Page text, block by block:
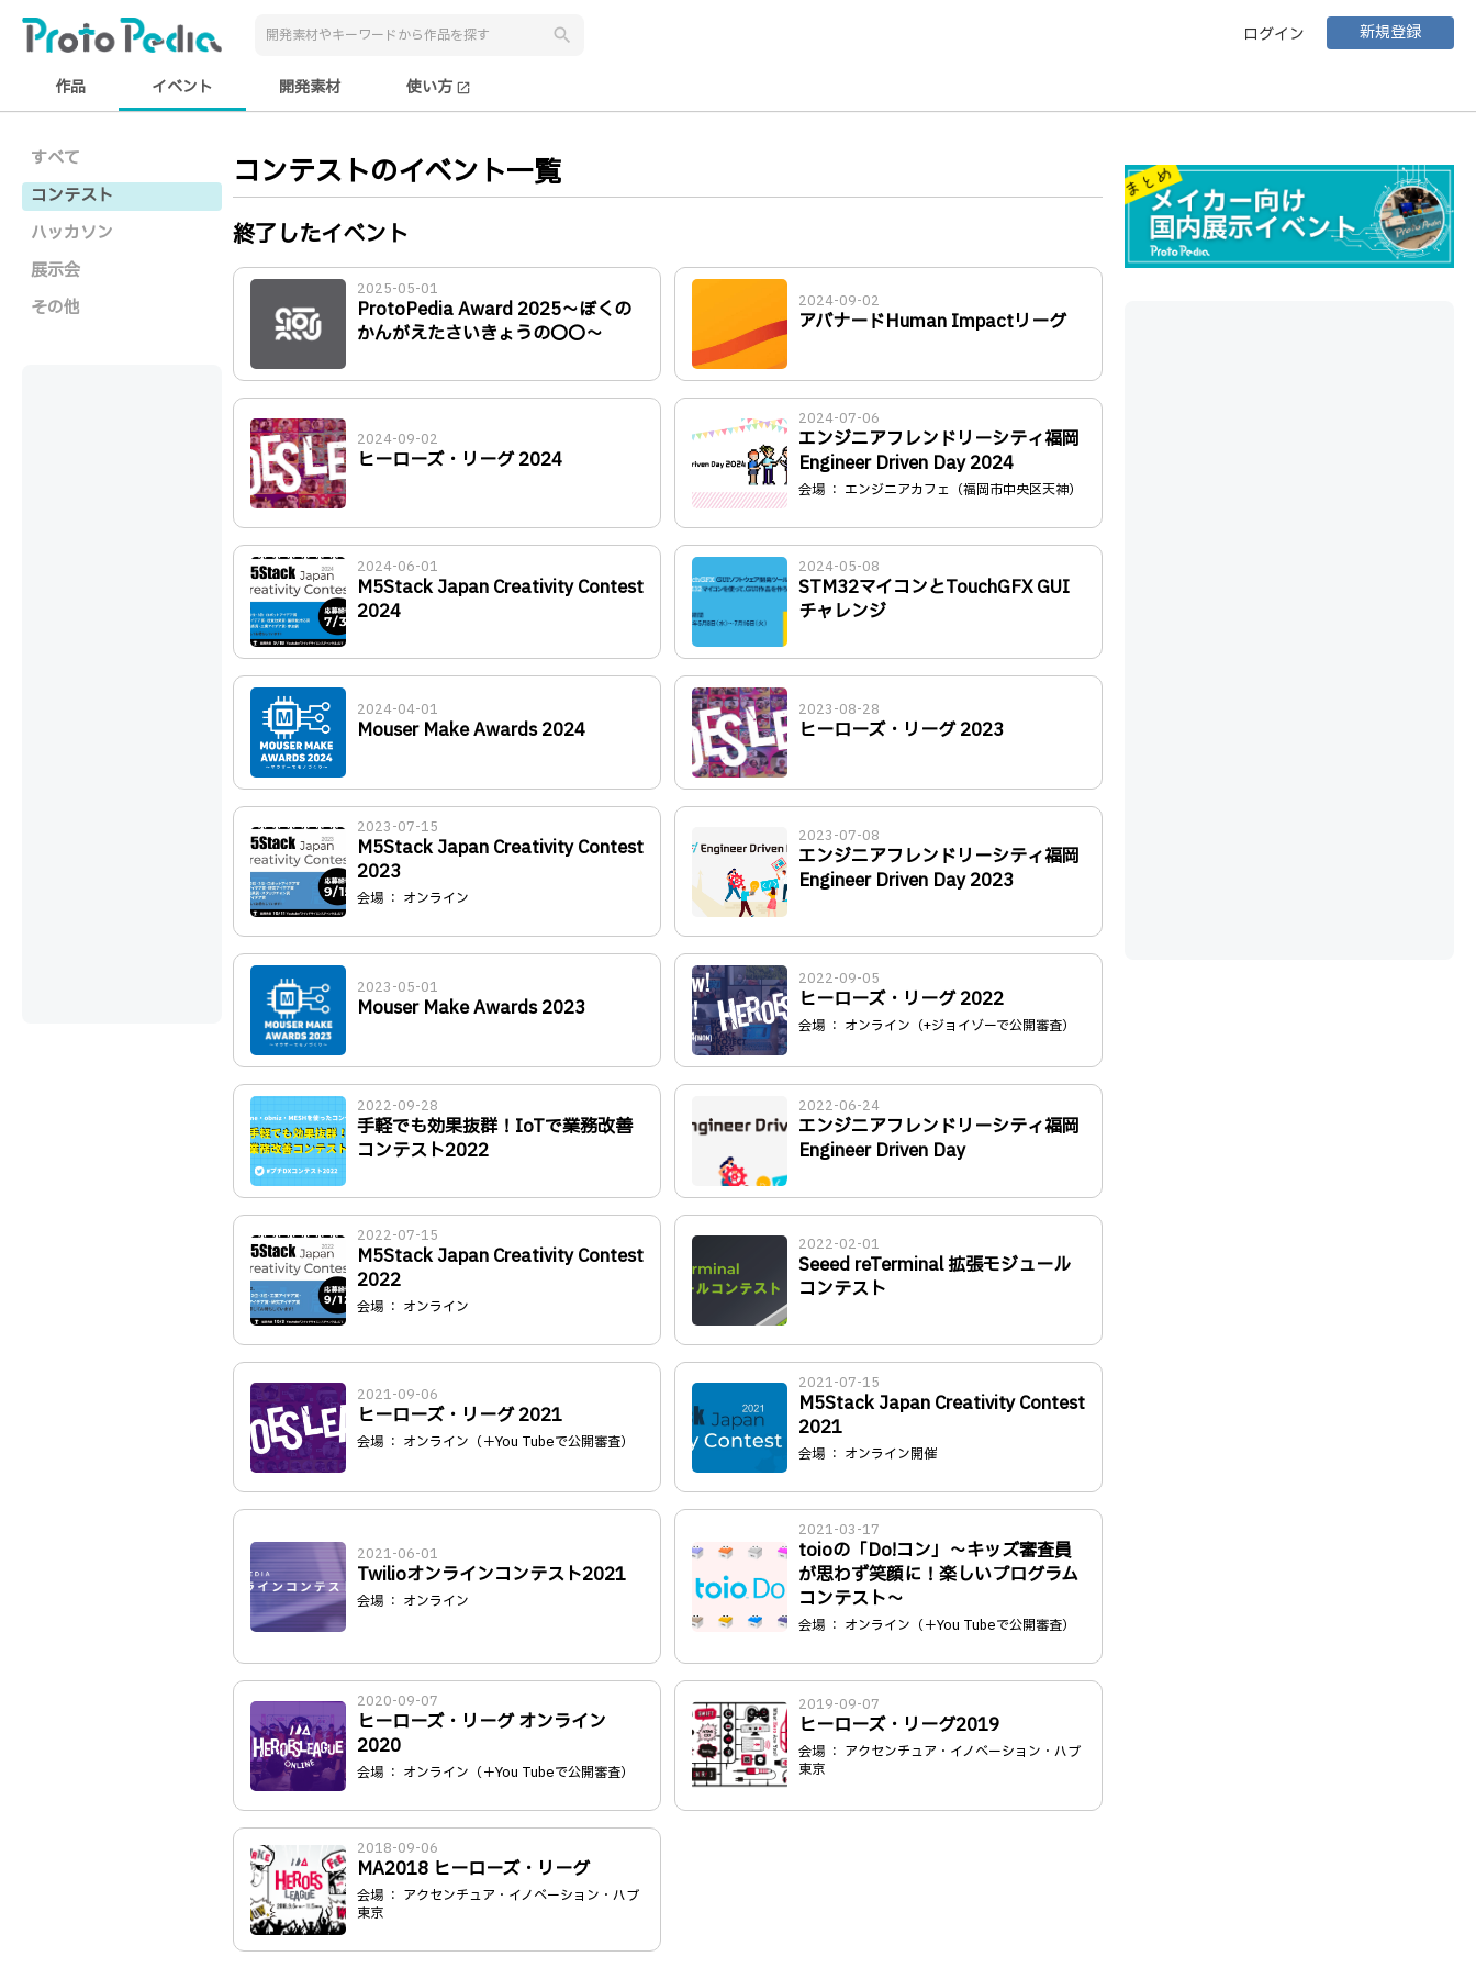
search ログイン 新規登録
作品 イベント 開発素材 使い方 open_in_new
すべて
コンテスト
ハッカソン
展示会
その他
コンテストのイベント一覧
終了したイベント
2025-05-01
ProtoPedia Award 2025〜ぼくの
かんがえたさいきょうの〇〇〜
2024-09-02
アバナードHuman Impactリーグ
2024-09-02
ヒーローズ・リーグ 2024
2024-07-06
エンジニアフレンドリーシティ福岡
Engineer Driven Day 2024
会場 ： エンジニアカフェ（福岡市中央区天神）
2024-06-01
M5Stack Japan Creativity Contest
2024
2024-05-08
STM32マイコンとTouchGFX GUI
チャレンジ
2024-04-01
Mouser Make Awards 2024
2023-08-28
ヒーローズ・リーグ 2023
2023-07-15
M5Stack Japan Creativity Contest
2023
会場 ： オンライン
2023-07-08
エンジニアフレンドリーシティ福岡
Engineer Driven Day 2023
2023-05-01
Mouser Make Awards 2023
2022-09-05
ヒーローズ・リーグ 2022
会場 ： オンライン（+ジョイゾーで公開審査）
2022-09-28
手軽でも効果抜群！IoTで業務改善
コンテスト2022
2022-06-24
エンジニアフレンドリーシティ福岡
Engineer Driven Day
2022-07-15
M5Stack Japan Creativity Contest
2022
会場 ： オンライン
2022-02-01
Seeed reTerminal 拡張モジュール
コンテスト
2021-09-06
ヒーローズ・リーグ 2021
会場 ： オンライン（＋You Tubeで公開審査）
2021-07-15
M5Stack Japan Creativity Contest
2021
会場 ： オンライン開催
2021-06-01
Twilioオンラインコンテスト2021
会場 ： オンライン
2021-03-17
toioの「Do!コン」～キッズ審査員
が思わず笑顔に！楽しいプログラム
コンテスト～
会場 ： オンライン（＋You Tubeで公開審査）
2020-09-07
ヒーローズ・リーグ オンライン
2020
会場 ： オンライン（＋You Tubeで公開審査）
2019-09-07
ヒーローズ・リーグ2019
会場 ： アクセンチュア・イノベーション・ハブ
東京
2018-09-06
MA2018 ヒーローズ・リーグ
会場 ： アクセンチュア・イノベーション・ハブ
東京